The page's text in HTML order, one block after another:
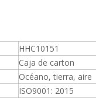
HHC10151
Caja de carton
Océano, tierra, aire
ISO9001: 2015